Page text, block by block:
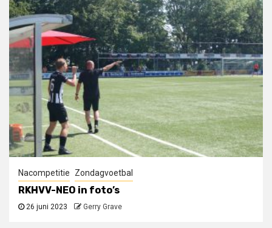
Nacompetitie Zondagvoetbal
RKHVV-NEO in foto’s
26 juni 2023 Gerry Grave